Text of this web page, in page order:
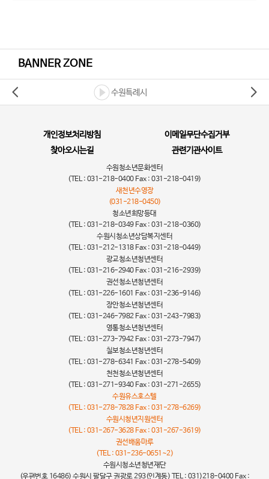
BANNER ZONE
수원특례시
개인정보처리방침
이메일무단수집거부
찾아오시는길
관련기관사이트
수원청소년문화센터
(TEL : 031-218-0400 Fax : 031-218-0419)
새천년수영장
(031-218-0450)
청소년희망등대
(TEL : 031-218-0349 Fax : 031-218-0360)
수원시청소년상담복지센터
(TEL : 031-212-1318 Fax : 031-218-0449)
광교청소년청년센터
(TEL : 031-216-2940 Fax : 031-216-2939)
권선청소년청년센터
(TEL : 031-226-1601 Fax : 031-236-9146)
장안청소년청년센터
(TEL : 031-246-7982 Fax : 031-243-7983)
영통청소년청년센터
(TEL : 031-273-7942 Fax : 031-273-7947)
칠보청소년청년센터
(TEL : 031-278-6341 Fax : 031-278-5409)
천천청소년청년센터
(TEL : 031-271-9340 Fax : 031-271-2655)
수원유스호스텔
(TEL : 031-278-7828 Fax : 031-278-6269)
수원시청년지원센터
(TEL : 031-267-3628 Fax : 031-267-3619)
권선배움마루
(TEL : 031-236-0651~2)
수원시청소년청년재단
(우편번호 16486) 수원시 팔달구 권광로 293(인계동) TEL : 031)218-0400 Fax :